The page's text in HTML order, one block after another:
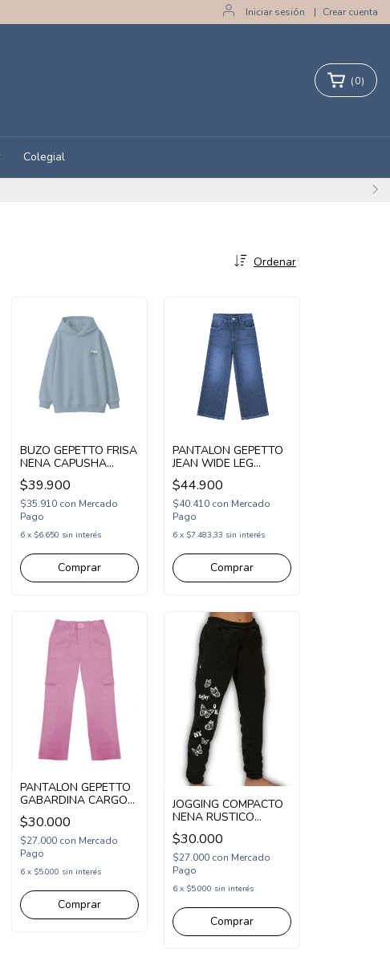
Iniciar sesión | Crear cuenta
(0)
Colegial
Ordenar
BUZO GEPETTO FRISA
NENA CAPUSHA
FLOWERS (GT295323)
$39.900
$35.910 con Mercado
Pago
6 x $6.650 sin interés
Comprar
PANTALON GEPETTO
JEAN WIDE LEG
(GT295105)
$44.900
$40.410 con Mercado
Pago
6 x $7.483,33 sin interés
Comprar
PANTALON GEPETTO
GABARDINA CARGO
WIDE LEG (GT255103)
$30.000
$27.000 con Mercado
Pago
6 x $5.000 sin interés
Comprar
JOGGING COMPACTO
NENA RUSTICO
ESTAMPA MARIPOSAS
(COM253278)
$30.000
$27.000 con Mercado
Pago
6 x $5.000 sin interés
Comprar